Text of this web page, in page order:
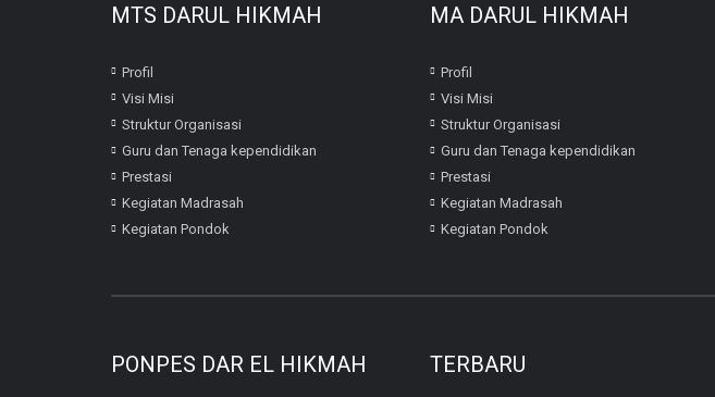
MTS DARUL HIKMAH
Profil
Visi Misi
Struktur Organisasi
Guru dan Tenaga kependidikan
Prestasi
Kegiatan Madrasah
Kegiatan Pondok
MA DARUL HIKMAH
Profil
Visi Misi
Struktur Organisasi
Guru dan Tenaga kependidikan
Prestasi
Kegiatan Madrasah
Kegiatan Pondok
PONPES DAR EL HIKMAH TERBARU